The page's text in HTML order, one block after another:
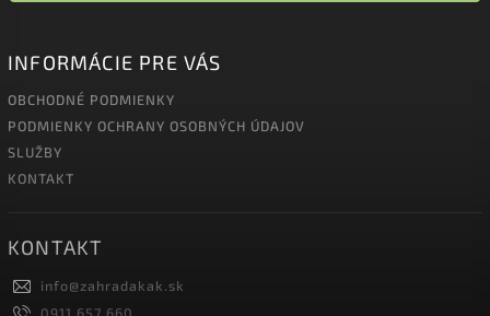
INFORMÁCIE PRE VÁS
OBCHODNÉ PODMIENKY
PODMIENKY OCHRANY OSOBNÝCH ÚDAJOV
SLUŽBY
KONTAKT
KONTAKT
info@zahradakak.sk